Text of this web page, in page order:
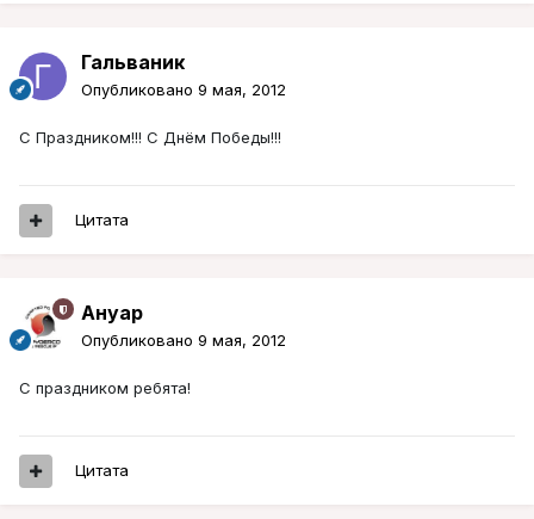
Гальваник
Опубликовано 9 мая, 2012
С Праздником!!! С Днём Победы!!!
Цитата
Ануар
Опубликовано 9 мая, 2012
С праздником ребята!
Цитата